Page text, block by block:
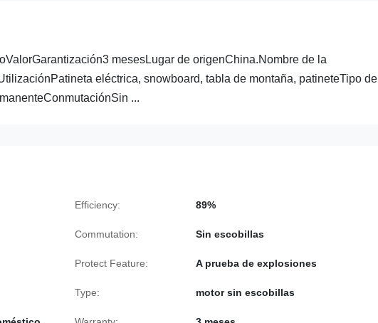
mesesLugar de origenChina.Nombre de la
eléctrica, snowboard, tabla de montaña, patineteTipo de
...
Efficiency: 89%
Commutation: Sin escobillas
Protect Feature: A prueba de explosiones
Type: motor sin escobillas